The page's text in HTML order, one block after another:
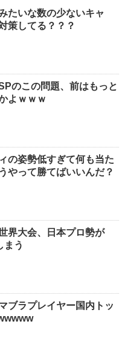
たいな数の少ないキャ
策してる？？？
のこの問題、前はもっと
よｗｗｗ
の姿勢低すぎて何も当た
やって勝てばいいんだ？
界大会、日本プロ勢が
まう
ブラプレイヤー国内トッ